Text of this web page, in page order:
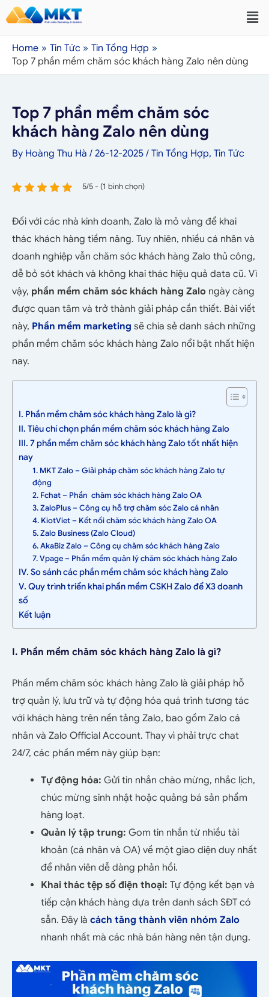
Home Tin Tức
Tin Tổng Hợp
Top 7 phần mềm chăm sóc khách hàng Zalo nên dùng
Top 7 phần mềm chăm sóc
khách hàng Zalo nên dùng
By Hoàng Thu Hà / 26-12-2025 / Tin Tổng Hợp, Tin Tức
5/5 - (1 bình chọn)
Đối với các nhà kinh doanh, Zalo là mỏ vàng để khai
thác khách hàng tiềm năng. Tuy nhiên, nhiều cá nhân và
doanh nghiệp vẫn chăm sóc khách hàng Zalo thủ công,
dễ bỏ sót khách và không khai thác hiệu quả data cũ. Vì
vậy, phần mềm chăm sóc khách hàng Zalo ngày càng
được quan tâm và trở thành giải pháp cần thiết. Bài viết
này, Phần mềm marketing sẽ chia sẻ danh sách những
phần mềm chăm sóc khách hàng Zalo nổi bật nhất hiện
nay.
I. Phần mềm chăm sóc khách hàng Zalo là gì?
II. Tiêu chí chọn phần mềm chăm sóc khách hàng Zalo
III. 7 phần mềm chăm sóc khách hàng Zalo tốt nhất hiện
nay
1. MKT Zalo – Giải pháp chăm sóc khách hàng Zalo tự
động
2. Fchat – Phần chăm sóc khách hàng Zalo OA
3. ZaloPlus – Công cụ hỗ trợ chăm sóc Zalo cá nhân
4. KiotViet – Kết nối chăm sóc khách hàng Zalo OA
5. Zalo Business (Zalo Cloud)
6. AkaBiz Zalo – Công cụ chăm sóc khách hàng Zalo
7. Vpage – Phần mềm quản lý chăm sóc khách hàng Zalo
IV. So sánh các phần mềm chăm sóc khách hàng Zalo
V. Quy trình triển khai phần mềm CSKH Zalo để X3 doanh
số
Kết luận
I. Phần mềm chăm sóc khách hàng Zalo là gì?
Phần mềm chăm sóc khách hàng Zalo là giải pháp hỗ
trợ quản lý, lưu trữ và tự động hóa quá trình tương tác
với khách hàng trên nền tảng Zalo, bao gồm Zalo cá
nhân và Zalo Official Account. Thay vì phải trực chat
24/7, các phần mềm này giúp bạn:
Tự động hóa: Gửi tin nhắn chào mừng, nhắc lịch,
chúc mừng sinh nhật hoặc quảng bá sản phẩm
hàng loạt.
Quản lý tập trung: Gom tin nhắn từ nhiều tài
khoản (cá nhân và OA) về một giao diện duy nhất
để nhân viên dễ dàng phản hồi.
Khai thác tệp số điện thoại: Tự động kết bạn và
tiếp cận khách hàng dựa trên danh sách SĐT có
sẵn. Đây là cách tăng thành viên nhóm Zalo
nhanh nhất mà các nhà bán hàng nên tận dụng.